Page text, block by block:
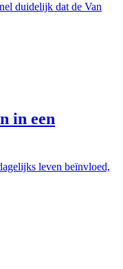
duidelijk dat de Van
in een
leven beïnvloed,